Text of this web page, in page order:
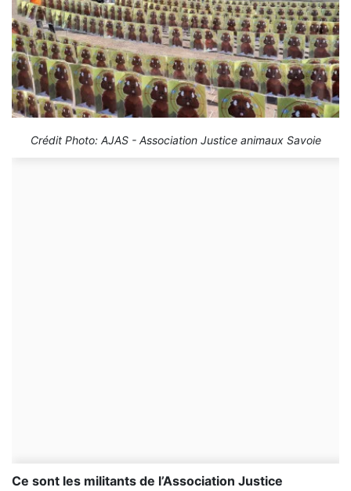
Crédit Photo: AJAS - Association Justice animaux Savoie
Ce sont les militants de l’Association Justice